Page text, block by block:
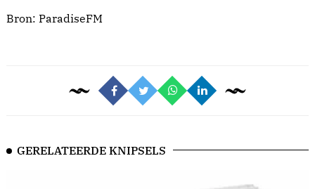
Bron: ParadiseFM
GERELATEERDE KNIPSELS